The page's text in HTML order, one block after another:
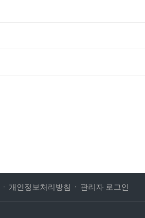
개인정보처리방침 관리자 로그인